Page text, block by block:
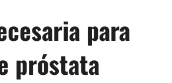
para
próstata